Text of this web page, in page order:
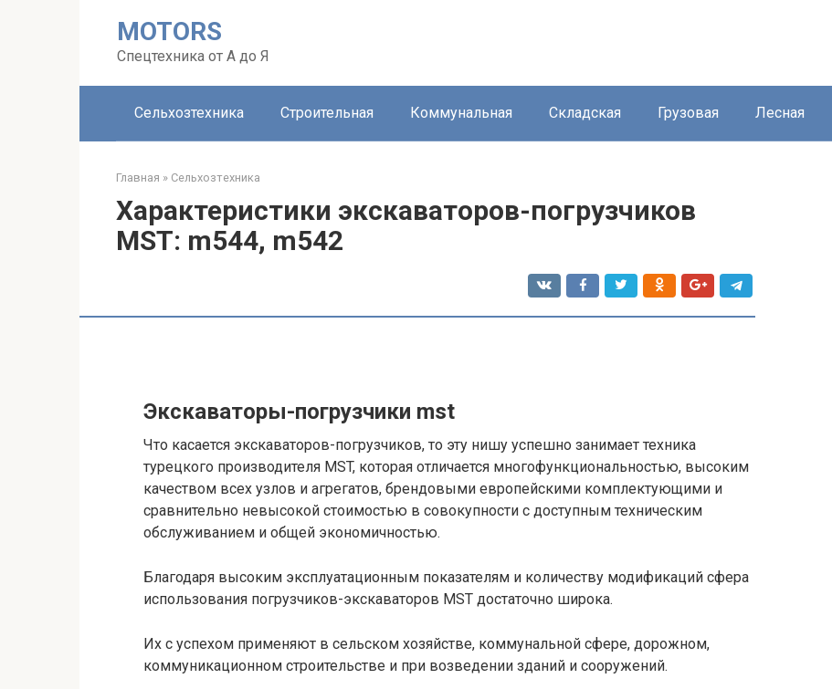
MOTORS
Спецтехника от А до Я
Сельхозтехника Строительная Коммунальная Складская Грузовая Лесная
Главная » Сельхозтехника
Характеристики экскаваторов-погрузчиков
MST: m544, m542
Экскаваторы-погрузчики mst
Что касается экскаваторов-погрузчиков, то эту нишу успешно занимает техника
турецкого производителя MST, которая отличается многофункциональностью, высоким
качеством всех узлов и агрегатов, брендовыми европейскими комплектующими и
сравнительно невысокой стоимостью в совокупности с доступным техническим
обслуживанием и общей экономичностью.
Благодаря высоким эксплуатационным показателям и количеству модификаций сфера
использования погрузчиков-экскаваторов MST достаточно широка.
Их с успехом применяют в сельском хозяйстве, коммунальной сфере, дорожном,
коммуникационном строительстве и при возведении зданий и сооружений.